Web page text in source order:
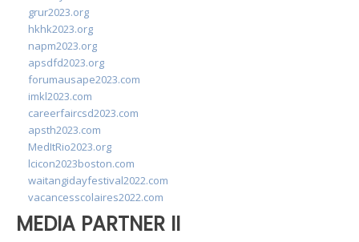
grur2023.org
hkhk2023.org
napm2023.org
apsdfd2023.org
forumausape2023.com
imkl2023.com
careerfaircsd2023.com
apsth2023.com
MedItRio2023.org
lcicon2023boston.com
waitangidayfestival2022.com
vacancesscolaires2022.com
MEDIA PARTNER II